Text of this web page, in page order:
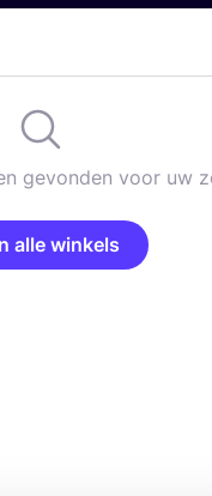
gevonden voor uw
alle winkels